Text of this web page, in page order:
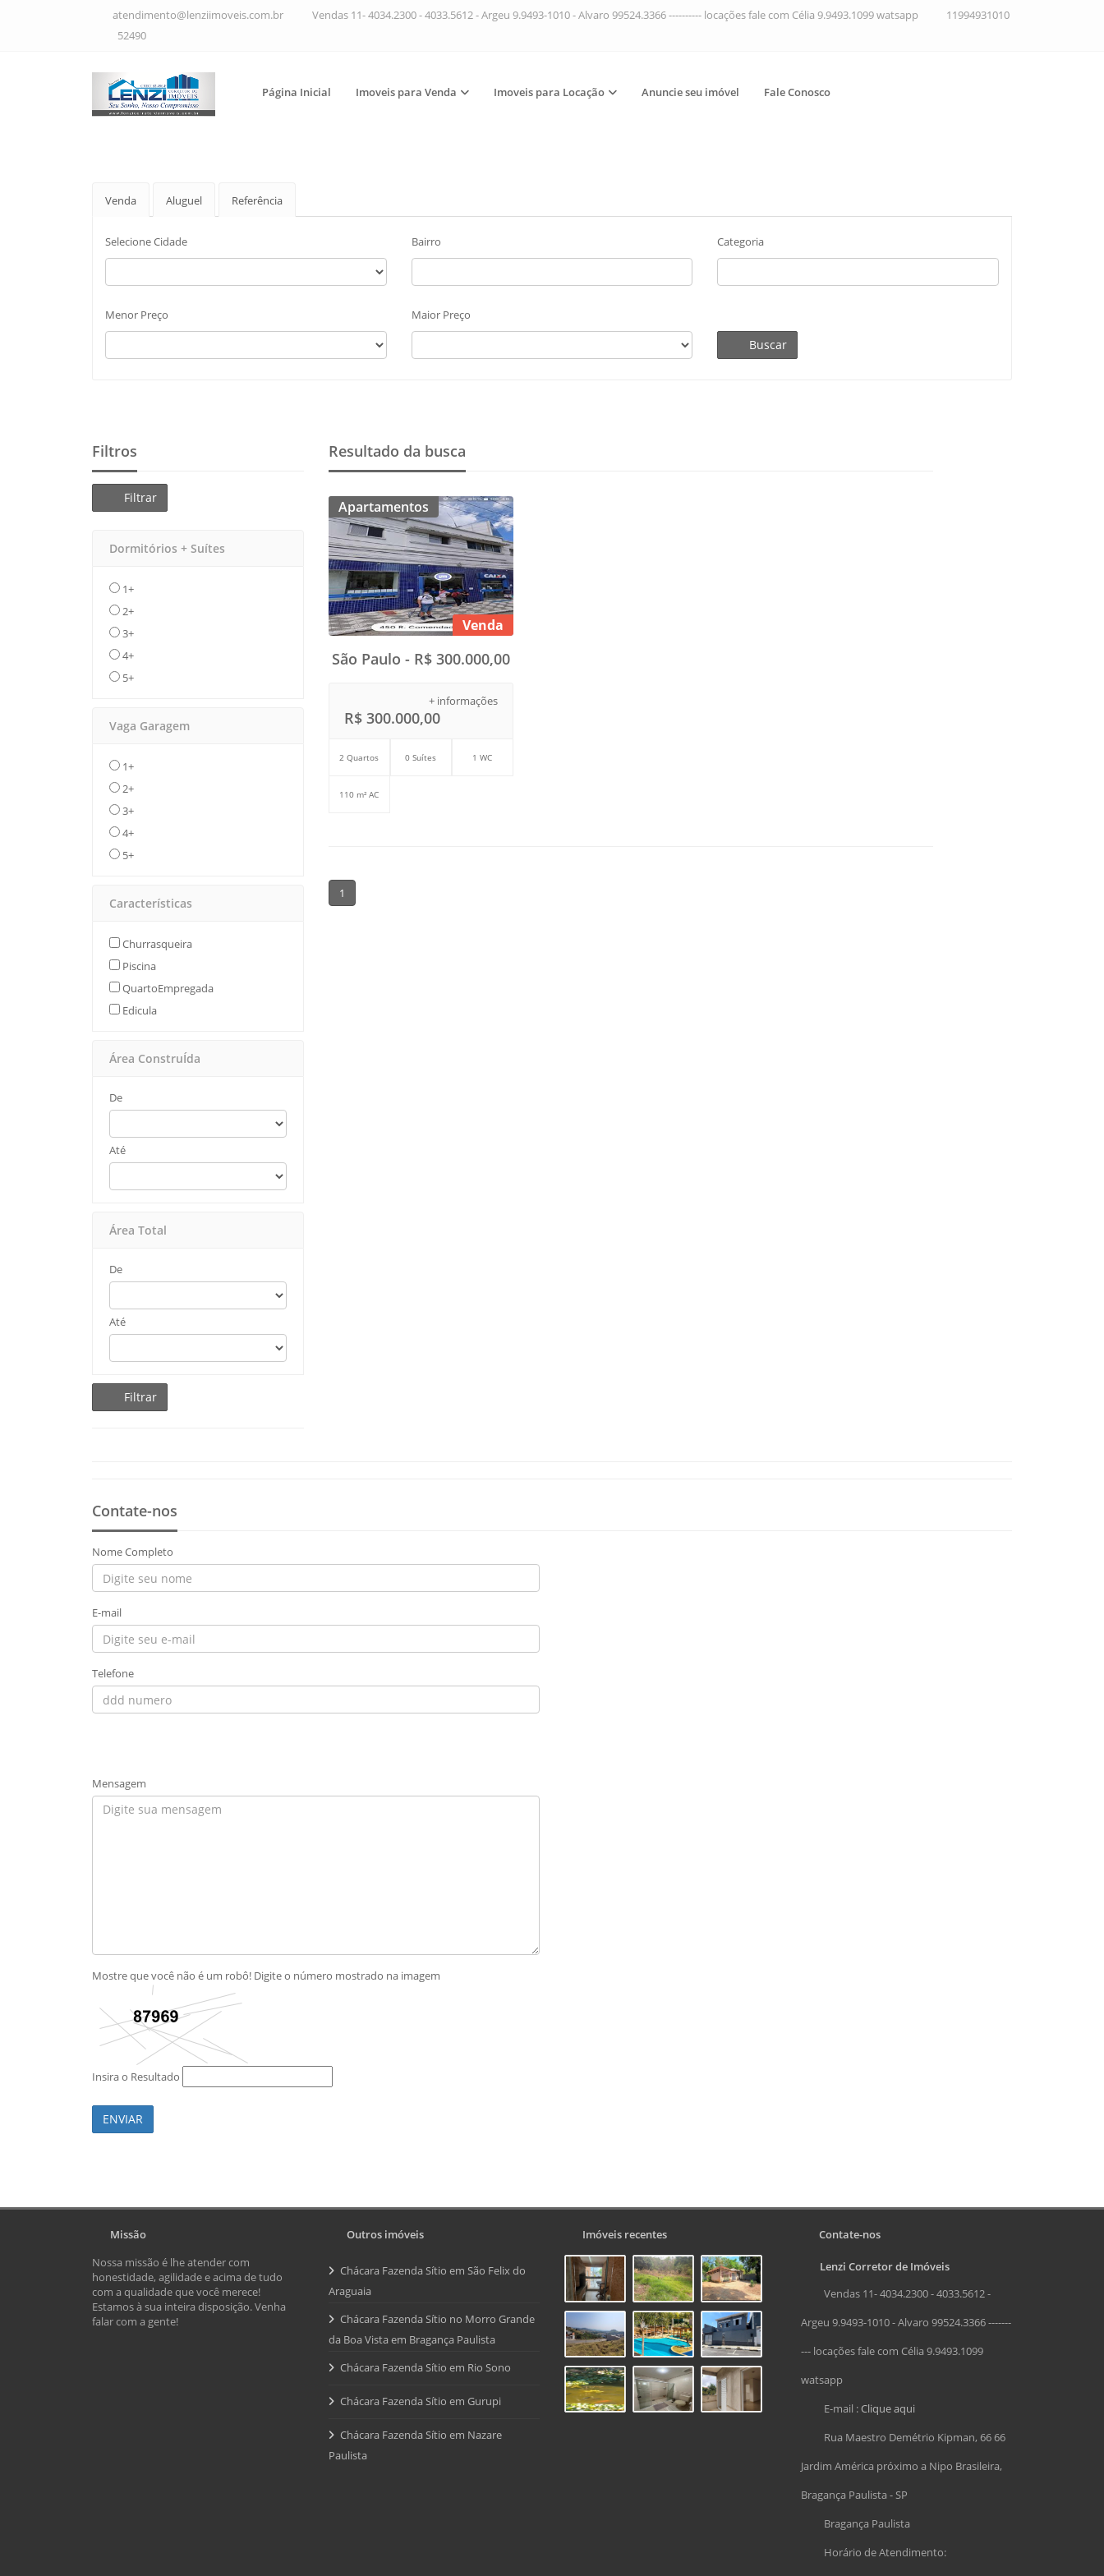
atendimento@lenziimoveis.com.br Vendas 11- 4034.2300 - 4033.5612 - Argeu 9.9493-1010 - Alvaro 99524.3366 ---------- locações fale com Célia 9.9493.1099 watsapp
11994931010
52490
Página Inicial Imoveis para Venda Imoveis para Locação Anuncie seu imóvel Fale Conosco
Venda Aluguel Referência
Selecione Cidade Bairro Categoria
Menor Preço Maior Preço
Buscar
Filtros
Filtrar
Dormitórios + Suítes
1+
2+
3+
4+
5+
Vaga Garagem
1+
2+
3+
4+
5+
Características
Churrasqueira
Piscina
QuartoEmpregada
Edicula
Área ConstruÍda
De
Até
Área Total
De
Até
Filtrar
Resultado da busca
Apartamentos
Venda
São Paulo - R$ 300.000,00
+ informações
R$ 300.000,00
2 Quartos 0 Suítes 1 WC
110 m² AC
1
Contate-nos
Nome Completo
E-mail
Telefone
Mensagem
Mostre que você não é um robô! Digite o número mostrado na imagem
Insira o Resultado
ENVIAR
Missão
Nossa missão é lhe atender com
honestidade, agilidade e acima de tudo
com a qualidade que você merece!
Estamos à sua inteira disposição. Venha
falar com a gente!
Outros imóveis
Chácara Fazenda Sítio em São Felix do
Araguaia
Chácara Fazenda Sítio no Morro Grande
da Boa Vista em Bragança Paulista
Chácara Fazenda Sítio em Rio Sono
Chácara Fazenda Sítio em Gurupi
Chácara Fazenda Sítio em Nazare
Paulista
Imóveis recentes Contate-nos
Lenzi Corretor de Imóveis
Vendas 11- 4034.2300 - 4033.5612 -
Argeu 9.9493-1010 - Alvaro 99524.3366 -------
--- locações fale com Célia 9.9493.1099
watsapp
E-mail :Clique aqui
Rua Maestro Demétrio Kipman, 66 66
Jardim América próximo a Nipo Brasileira,
Bragança Paulista - SP
Bragança Paulista
Horário de Atendimento: